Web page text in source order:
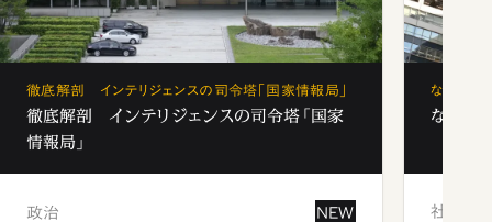
徹底解剖 インテリジェンスの司令塔「国家情報局」
徹底解剖 インテリジェンスの司令塔「国家
情報局」
政治 NEW
なぜ「フ
なぜ「
社会